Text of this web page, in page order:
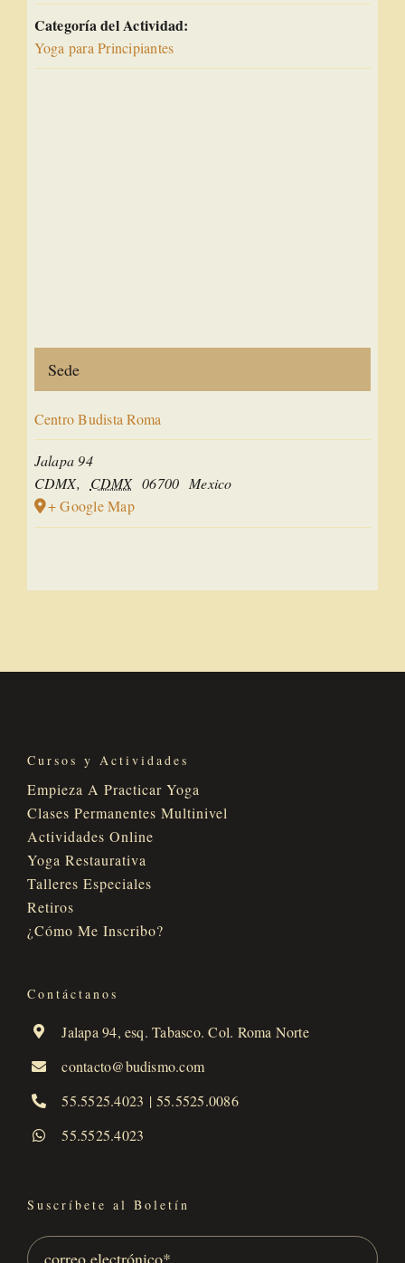
Categoría del Actividad:
Yoga para Principiantes
Sede
Centro Budista Roma
Jalapa 94
CDMX, CDMX 06700 Mexico
+ Google Map
Cursos y Actividades
Empieza A Practicar Yoga
Clases Permanentes Multinivel
Actividades Online
Yoga Restaurativa
Talleres Especiales
Retiros
¿Cómo Me Inscribo?
Contáctanos
Jalapa 94, esq. Tabasco. Col. Roma Norte
contacto@budismo.com
55.5525.4023 | 55.5525.0086
55.5525.4023
Suscríbete al Boletín